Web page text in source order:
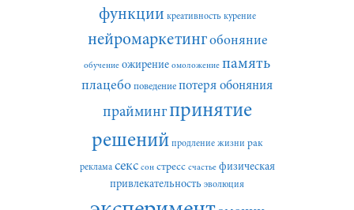
функции креативность курение
нейромаркетингобоняние
обучение ожирение омоложение память
плацебо поведение потеря обоняния
праймингпринятие
решений продление жизни рак
реклама секс сон стресс счастье физическая
привлекательность эволюция